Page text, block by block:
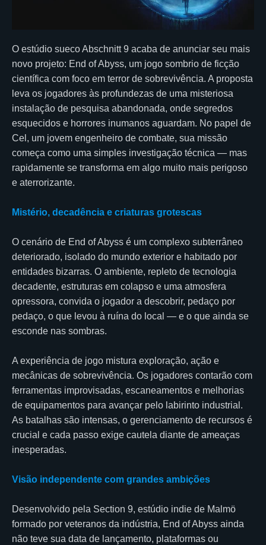
O estúdio sueco Abschnitt 9 acaba de anunciar seu mais
novo projeto: End of Abyss, um jogo sombrio de ficção
científica com foco em terror de sobrevivência. A proposta
leva os jogadores às profundezas de uma misteriosa
instalação de pesquisa abandonada, onde segredos
esquecidos e horrores inumanos aguardam. No papel de
Cel, um jovem engenheiro de combate, sua missão
começa como uma simples investigação técnica — mas
rapidamente se transforma em algo muito mais perigoso
e aterrorizante.
Mistério, decadência e criaturas grotescas
O cenário de End of Abyss é um complexo subterrâneo
deteriorado, isolado do mundo exterior e habitado por
entidades bizarras. O ambiente, repleto de tecnologia
decadente, estruturas em colapso e uma atmosfera
opressora, convida o jogador a descobrir, pedaço por
pedaço, o que levou à ruína do local — e o que ainda se
esconde nas sombras.
A experiência de jogo mistura exploração, ação e
mecânicas de sobrevivência. Os jogadores contarão com
ferramentas improvisadas, escaneamentos e melhorias
de equipamentos para avançar pelo labirinto industrial.
As batalhas são intensas, o gerenciamento de recursos é
crucial e cada passo exige cautela diante de ameaças
inesperadas.
Visão independente com grandes ambições
Desenvolvido pela Section 9, estúdio indie de Malmö
formado por veteranos da indústria, End of Abyss ainda
não teve sua data de lançamento, plataformas ou